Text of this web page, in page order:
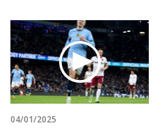
04/01/2025